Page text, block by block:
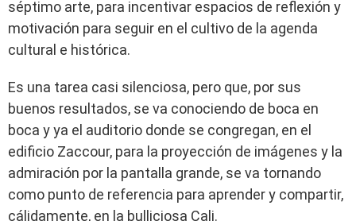
séptimo arte, para incentivar espacios de reflexión y
motivación para seguir en el cultivo de la agenda
cultural e histórica.
Es una tarea casi silenciosa, pero que, por sus
buenos resultados, se va conociendo de boca en
boca y ya el auditorio donde se congregan, en el
edificio Zaccour, para la proyección de imágenes y la
admiración por la pantalla grande, se va tornando
como punto de referencia para aprender y compartir,
cálidamente, en la bulliciosa Cali.